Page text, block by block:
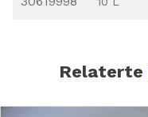
Relaterte